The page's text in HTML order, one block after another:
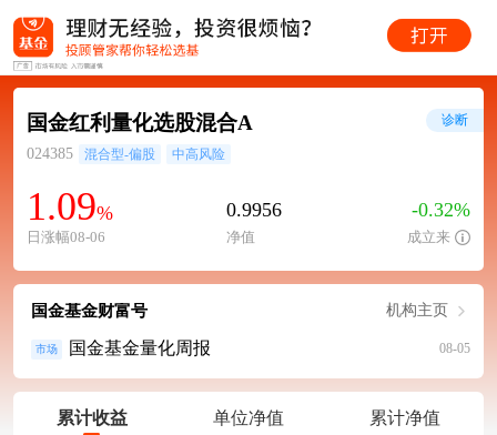
国金红利量化选股混合A
024385 混合型-偏股 中高风险
1.09%
日涨幅08-06
0.9956
净值
-0.32%
成立来
诊断
国金基金财富号 机构主页
市场 国金基金量化周报 08-05
累计收益 单位净值 累计净值